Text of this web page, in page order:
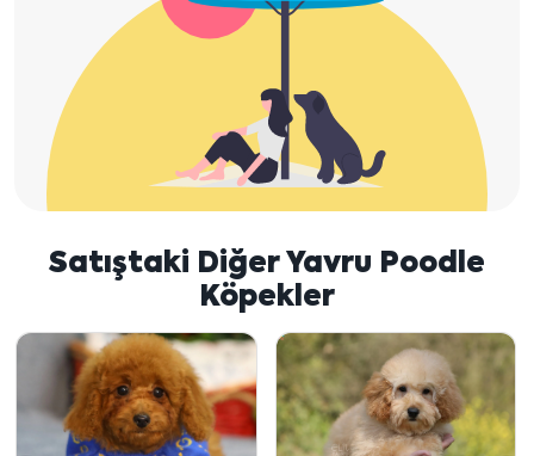
Satıştaki Diğer Yavru Poodle
Köpekler